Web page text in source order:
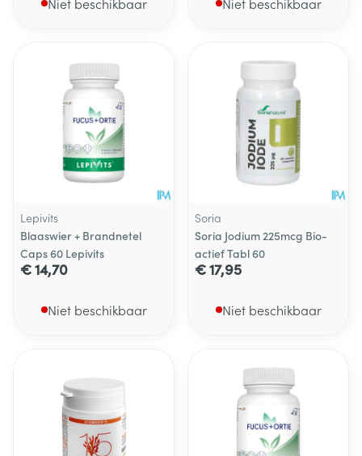
Lepivits
Blaaswier + Brandnetel
Caps 60 Lepivits
€ 14,70
Niet beschikbaar
Soria
Soria Jodium 225mcg Bio-
actief Tabl 60
€ 17,95
Niet beschikbaar